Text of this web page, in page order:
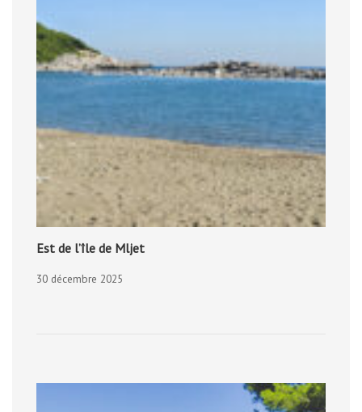
Est de l’île de Mljet
30 décembre 2025